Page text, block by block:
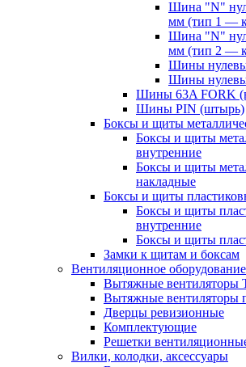
Шина "N"
мм (тип 1 —
Шина "N"
мм (тип 2 —
Шины
Шины
Шины 63A FORK
Шины PIN (штырь)
Боксы и щиты
Боксы и щиты
внутренние
Боксы и щиты
накладные
Боксы и щиты
Боксы и щиты
внутренние
Боксы и щиты
Замки к щитам и боксам
Вентиляционное
Вытяжные вентиляторы
Вытяжные вентиляторы
Дверцы ревизионные
Комплектующие
Решетки
Вилки, колодки, аксессуары